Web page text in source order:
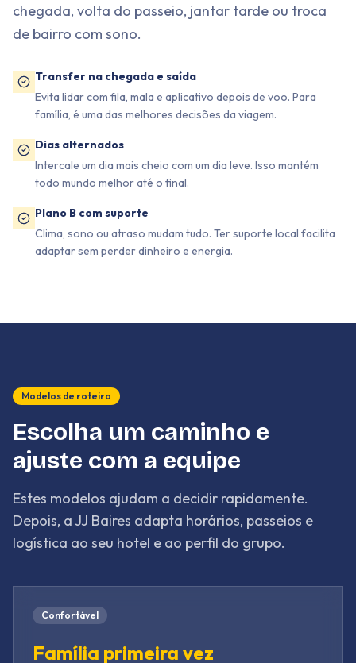
chegada, volta do passeio, jantar tarde ou troca
de bairro com sono.
Transfer na chegada e saída
Evita lidar com fila, mala e aplicativo depois de voo. Para
família, é uma das melhores decisões da viagem.
Dias alternados
Intercale um dia mais cheio com um dia leve. Isso mantém
todo mundo melhor até o final.
Plano B com suporte
Clima, sono ou atraso mudam tudo. Ter suporte local facilita
adaptar sem perder dinheiro e energia.
Modelos de roteiro
Escolha um caminho e
ajuste com a equipe
Estes modelos ajudam a decidir rapidamente.
Depois, a JJ Baires adapta horários, passeios e
logística ao seu hotel e ao perfil do grupo.
Confortável
Família primeira vez